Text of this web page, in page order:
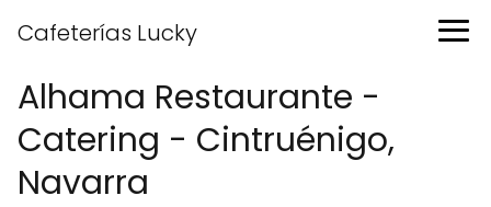
Cafeterías Lucky
Alhama Restaurante -
Catering - Cintruénigo,
Navarra